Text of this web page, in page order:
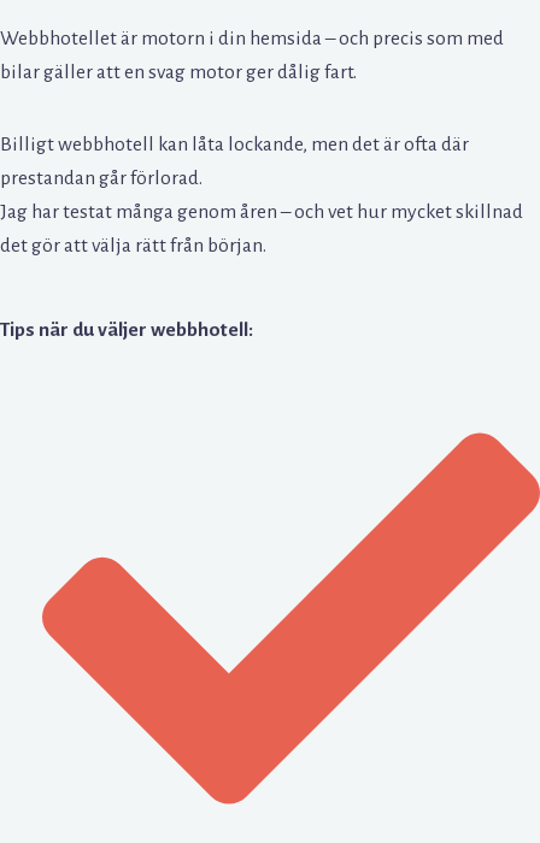
Webbhotellet är motorn i din hemsida – och precis som med
bilar gäller att en svag motor ger dålig fart.
Billigt webbhotell kan låta lockande, men det är ofta där
prestandan går förlorad.
Jag har testat många genom åren – och vet hur mycket skillnad
det gör att välja rätt från början.
Tips när du väljer webbhotell: